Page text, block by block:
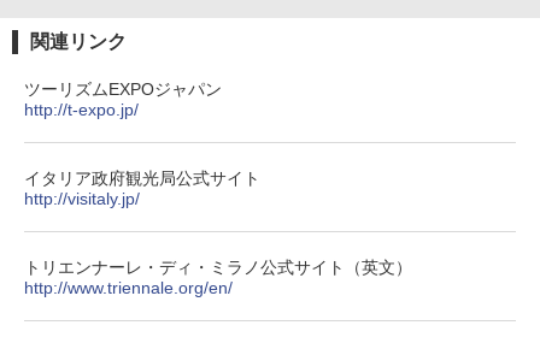
イド ブラックコーティング フルクローズ メ
ッシュ 4人用 簡単設置 ポップアップテント P
￥-
可能 安全ロック付き 高安全性 金属製耐久 コ
ンパクト多機能設計 持ち運び便利 アウトド
￥1,180
関連リンク
ツーリズムEXPOジャパン
http://t-expo.jp/
イタリア政府観光局公式サイト
http://visitaly.jp/
トリエンナーレ・ディ・ミラノ公式サイト（英文）
http://www.triennale.org/en/